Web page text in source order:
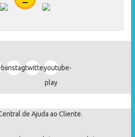
instagramtwitteryoutube-
play
de Ajuda ao Cliente.